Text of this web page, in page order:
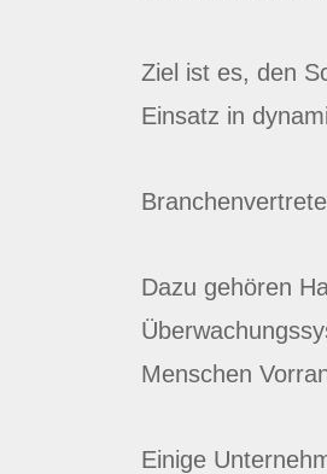
Ziel ist es, den
Einsatz in
Dazu gehören
Menschen
Einige